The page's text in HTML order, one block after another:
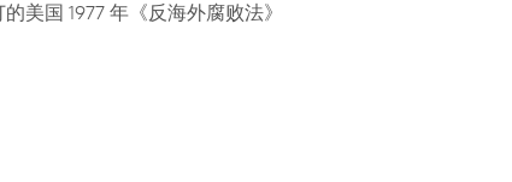
美国 1977 年《反海外腐败法》